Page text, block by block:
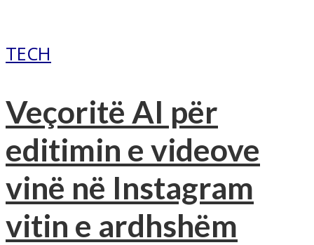
TECH
Veçoritë AI për
editimin e videove
vinë në Instagram
vitin e ardhshëm